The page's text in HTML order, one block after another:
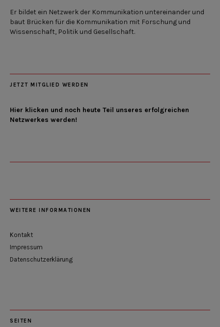
Er bildet ein Netzwerk der Kommunikation untereinander und
baut Brücken für die Kommunikation mit Forschung und
Wissenschaft, Politik und Gesellschaft.
JETZT MITGLIED WERDEN
Hier klicken und noch heute Teil unseres erfolgreichen
Netzwerkes werden!
WEITERE INFORMATIONEN
Kontakt
Impressum
Datenschutzerklärung
SEITEN